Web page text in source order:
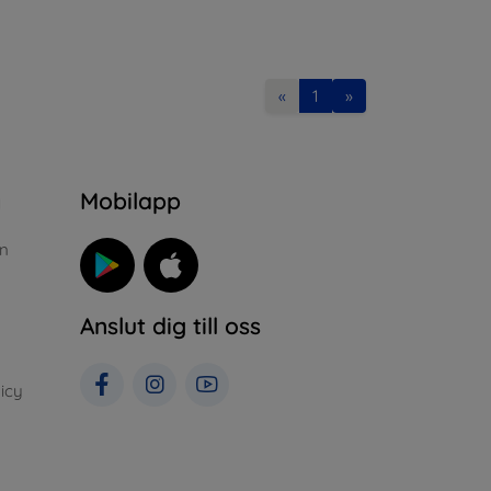
« 1 »
Mobilapp
Anslut dig till oss